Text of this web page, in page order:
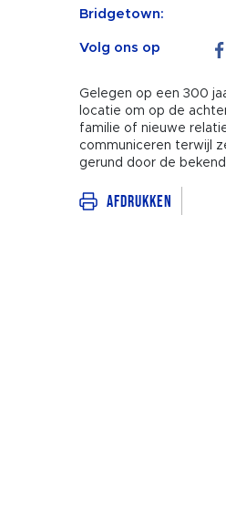
Bridgetown:
Volg ons op
Gelegen op een 300
locatie om op de
familie of nieuwe
communiceren terwijl
gerund door de
Afdrukken